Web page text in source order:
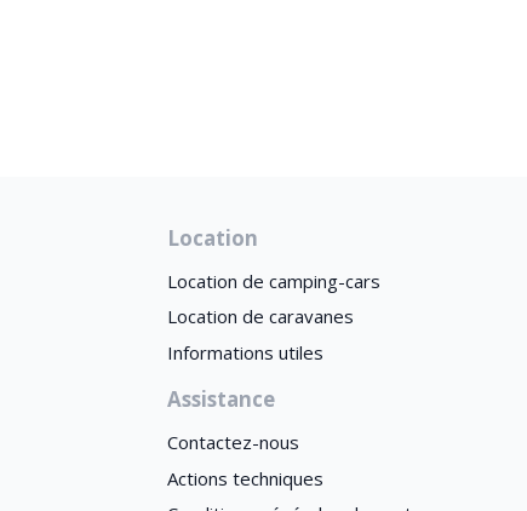
Location
Location de camping-cars
Location de caravanes
Informations utiles
Assistance
Contactez-nous
Actions techniques